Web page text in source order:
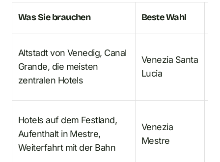
Was Sie brauchen Beste Wahl
Altstadt von Venedig, Canal
Grande, die meisten
zentralen Hotels
Venezia Santa
Lucia
Hotels auf dem Festland,
Aufenthalt in Mestre,
Weiterfahrt mit der Bahn
Venezia
Mestre